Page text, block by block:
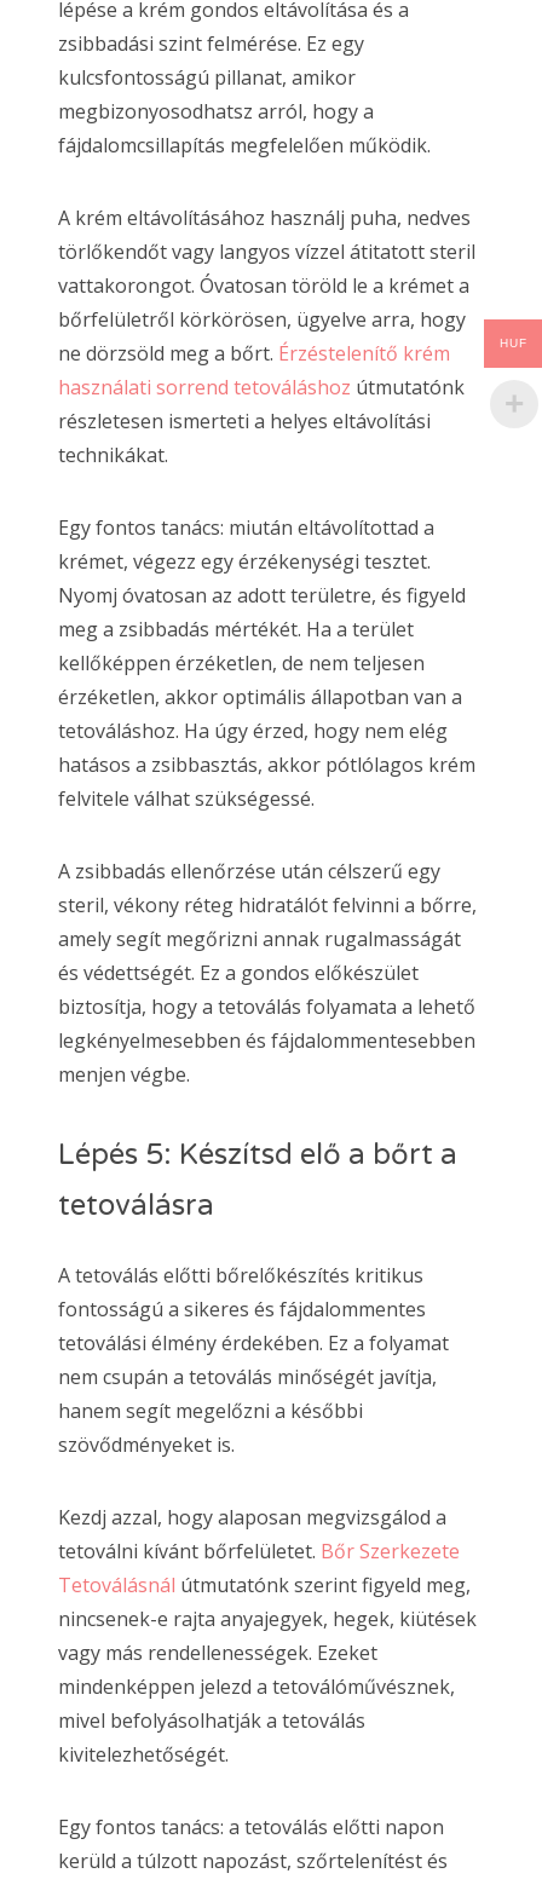
lépése a krém gondos eltávolítása és a
zsibbadási szint felmérése. Ez egy
kulcsfontosságú pillanat, amikor
megbizonyosodhatsz arról, hogy a
fájdalomcsillapítás megfelelően működik.
A krém eltávolításához használj puha, nedves
törlőkendőt vagy langyos vízzel átitatott steril
vattakorongot. Óvatosan töröld le a krémet a
bőrfelületről körkörösen, ügyelve arra, hogy
ne dörzsöld meg a bőrt. Érzéstelenítő krém
használati sorrend tetováláshoz útmutatónk
részletesen ismerteti a helyes eltávolítási
technikákat.
Egy fontos tanács: miután eltávolítottad a
krémet, végezz egy érzékenységi tesztet.
Nyomj óvatosan az adott területre, és figyeld
meg a zsibbadás mértékét. Ha a terület
kellőképpen érzéketlen, de nem teljesen
érzéketlen, akkor optimális állapotban van a
tetováláshoz. Ha úgy érzed, hogy nem elég
hatásos a zsibbasztás, akkor pótlólagos krém
felvitele válhat szükségessé.
A zsibbadás ellenőrzése után célszerű egy
steril, vékony réteg hidratálót felvinni a bőrre,
amely segít megőrizni annak rugalmasságát
és védettségét. Ez a gondos előkészület
biztosítja, hogy a tetoválás folyamata a lehető
legkényelmesebben és fájdalommentesebben
menjen végbe.
Lépés 5: Készítsd elő a bőrt a
tetoválásra
A tetoválás előtti bőrelőkészítés kritikus
fontosságú a sikeres és fájdalommentes
tetoválási élmény érdekében. Ez a folyamat
nem csupán a tetoválás minőségét javítja,
hanem segít megelőzni a későbbi
szövődményeket is.
Kezdj azzal, hogy alaposan megvizsgálod a
tetoválni kívánt bőrfelületet. Bőr Szerkezete
Tetoválásnál útmutatónk szerint figyeld meg,
nincsenek-e rajta anyajegyek, hegek, kiütések
vagy más rendellenességek. Ezeket
mindenképpen jelezd a tetoválóművésznek,
mivel befolyásolhatják a tetoválás
kivitelezhetőségét.
Egy fontos tanács: a tetoválás előtti napon
kerüld a túlzott napozást, szőrtelenítést és
HUF